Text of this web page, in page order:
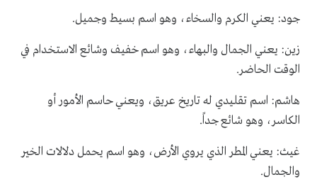
جود: يعني الكرم والسخاء، وهو اسم بسيط وجميل.
زين: يعني الجمال والبهاء، وهو اسم خفيف وشائع الاستخدام في
الوقت الحاضر.
هاشم: اسم تقليدي له تاريخ عريق، ويعني حاسم الأمور أو
الكاسر، وهو شائع جداً.
غيث: يعني المطر الذي يروي الأرض، وهو اسم يحمل دلالات الخير
والجمال.